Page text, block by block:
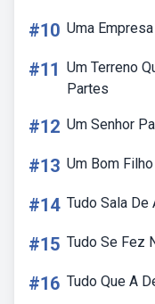
#10 Uma
#11 Um Terreno
Partes
#12 Um Senhor
#13 Um Bom
#14 Tudo Sala De
#15 Tudo Se Fez
#16 Tudo Que A